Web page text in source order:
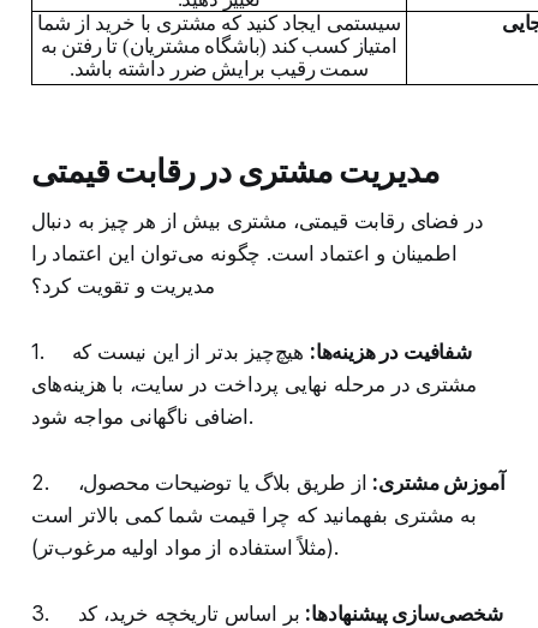
سیستمی ایجاد کنید که مشتری با خرید از شما
امتیاز کسب کند (باشگاه مشتریان) تا رفتن به
سمت رقیب برایش ضرر داشته باشد.
مدیریت مشتری در رقابت قیمتی
در فضای رقابت قیمتی، مشتری بیش از هر چیز به دنبال
اطمینان و اعتماد است. چگونه می‌توان این اعتماد را
مدیریت و تقویت کرد؟
1. شفافیت در هزینه‌ها: هیچ‌چیز بدتر از این نیست که
مشتری در مرحله نهایی پرداخت در سایت، با هزینه‌های
اضافی ناگهانی مواجه شود.
2. آموزش مشتری: از طریق بلاگ یا توضیحات محصول،
به مشتری بفهمانید که چرا قیمت شما کمی بالاتر است
(مثلاً استفاده از مواد اولیه مرغوب‌تر).
3. شخصی‌سازی پیشنهادها: بر اساس تاریخچه خرید، کد